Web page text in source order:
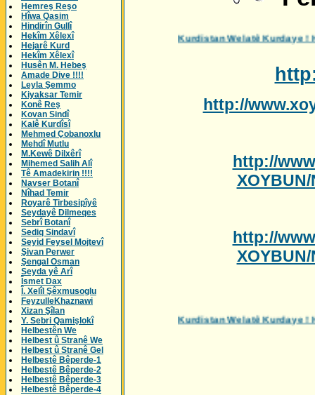
Hemreş Reşo
Hîwa Qasim
Hindirîn Gullî
Hekîm Xêlexî
Hejarê Kurd
Hekîm Xêlexî
Husên M. Hebeş
Amade Dive !!!!
Leyla Şemmo
Kiyaksar Temir
Konê Reş
Kovan Sindî
Kalê Kurdîsî
Mehmed Çobanoxlu
Mehdî Mutlu
M.Kewê Dilxêrî
Mihemed Salih Alî
Tê Amadekirin !!!!
Navser Botanî
Nîhad Temir
Royarê Tirbesipîyê
Seydayê Dilmeqes
Sebrî Botanî
Sediq Sindavî
Seyid Feysel Mojtevî
Şivan Perwer
Şengal Osman
Seyda yê Arî
Îsmet Dax
Î. Xelîl Şêxmusoglu
FeyzulleKhaznawi
Xizan Şîlan
Y. Sebri Qamişlokî
Helbestên We
Helbest û Stranê We
Helbest û Stranê Gel
Helbestê Bêperde-1
Helbestê Bêperde-2
Helbestê Bêperde-3
Helbestê Bêperde-4
Kurdistan
http://
http://
http://
Kurdistan